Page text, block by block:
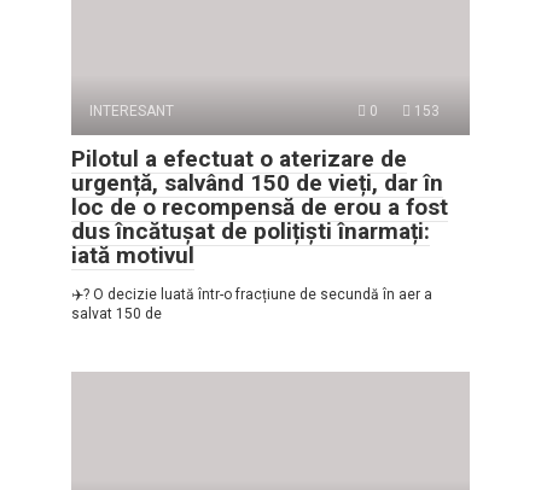
INTERESANT 0 153
Pilotul a efectuat o aterizare de
urgență, salvând 150 de vieți, dar în
loc de o recompensă de erou a fost
dus încătușat de polițiști înarmați:
iată motivul
✈️? O decizie luată într-o fracțiune de secundă în aer a
salvat 150 de